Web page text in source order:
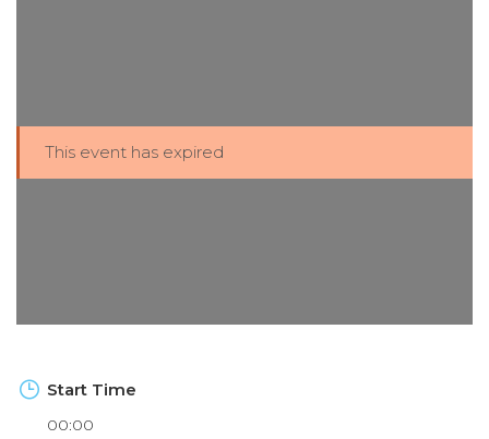
This event has expired
Start Time
00:00